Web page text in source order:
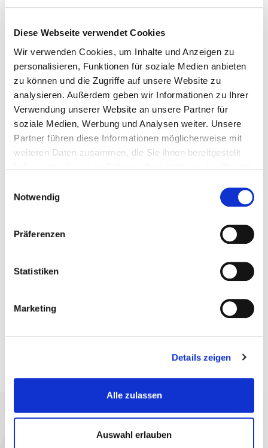
Diese Webseite verwendet Cookies
Wir verwenden Cookies, um Inhalte und Anzeigen zu
personalisieren, Funktionen für soziale Medien anbieten
zu können und die Zugriffe auf unsere Website zu
analysieren. Außerdem geben wir Informationen zu Ihrer
Verwendung unserer Website an unsere Partner für
soziale Medien, Werbung und Analysen weiter. Unsere
Partner führen diese Informationen möglicherweise mit
weiteren Daten zusammen, die Sie ihnen bereitgestellt
Notwendig
Präferenzen
Statistiken
Marketing
Details zeigen
Alle zulassen
Auswahl erlauben
Der optimierte und intelligente 1927 nm Thulium-Laser
des LaseMD Ultra bringt einzigartige Funktionalität auf
den Hautpflegemarkt.
Höchste verfügbare Leistung für schnelle
Behandlungen, anpassbar für mehrere Bereiche.
Sanfte, wirksame Rundum-Verbesserung für alle
Komfortable Behandlung mit sehr geringer
und keine Schusszahlbegrenzung pro Sitzung.
Kann die Absorption bestimmter topischer